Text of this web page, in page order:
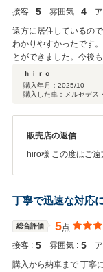
接客 : 5 雰囲気 : 4
遠方に居住しているの
わかりやすかったです
とができました。今後
ｈｉｒｏ
購入年月： 2025/10
購入した車：メルセデス
販売店の返信
hiro様 この度はご
い。 よろしくお願い
丁寧で迅速な対応
総合評価 5点
接客 : 5 雰囲気 : 5
購入から納車まで 丁寧